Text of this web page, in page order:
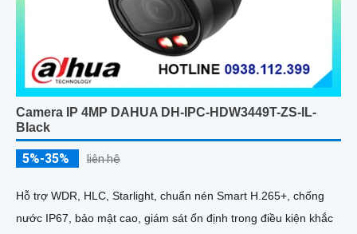
Camera IP 4MP DAHUA DH-IPC-HDW3449T-ZS-IL-
Black
5%-35% liên hệ
Hỗ trợ WDR, HLC, Starlight, chuẩn nén Smart H.265+, chống
nước IP67, bảo mật cao, giám sát ổn định trong điều kiện khắc